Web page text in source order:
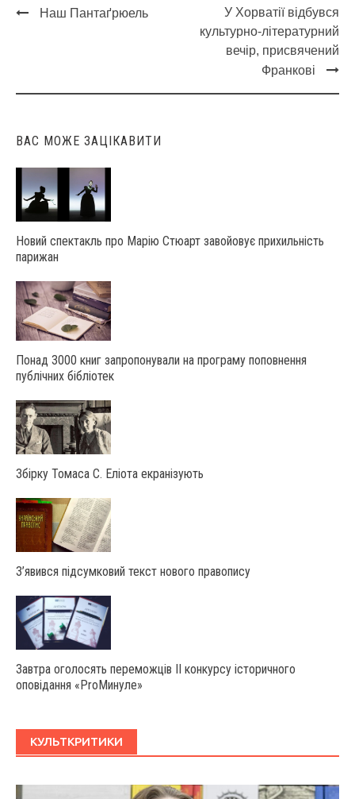
Наш Пантаґрюель
У Хорватії відбувся
культурно-літературний
вечір, присвячений
Франкові
ВАС МОЖЕ ЗАЦІКАВИТИ
Новий спектакль про Марію Стюарт завойовує прихильність
парижан
Понад 3000 книг запропонували на програму поповнення
публічних бібліотек
Збірку Томаса С. Еліота екранізують
З’явився підсумковий текст нового правопису
Завтра оголосять переможців ІІ конкурсу історичного
оповідання «ProМинуле»
КУЛЬТКРИТИКИ